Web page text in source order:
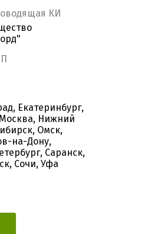
КИ
Екатеринбург,
Нижний
Омск,
на-Дону,
Саранск,
Сочи, Уфа